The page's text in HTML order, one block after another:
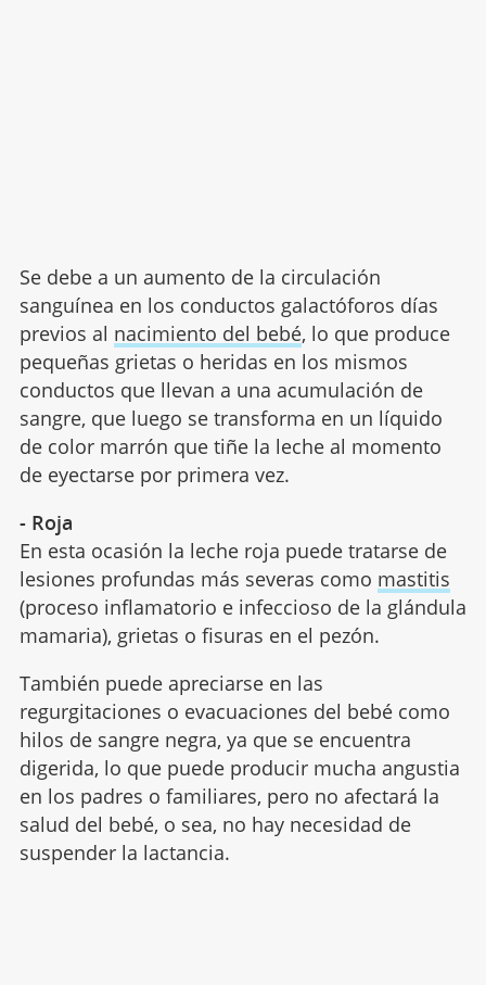
Se debe a un aumento de la circulación
sanguínea en los conductos galactóforos días
previos al nacimiento del bebé, lo que produce
pequeñas grietas o heridas en los mismos
conductos que llevan a una acumulación de
sangre, que luego se transforma en un líquido
de color marrón que tiñe la leche al momento
de eyectarse por primera vez.
- Roja
En esta ocasión la leche roja puede tratarse de
lesiones profundas más severas como mastitis
(proceso inflamatorio e infeccioso de la glándula
mamaria), grietas o fisuras en el pezón.
También puede apreciarse en las
regurgitaciones o evacuaciones del bebé como
hilos de sangre negra, ya que se encuentra
digerida, lo que puede producir mucha angustia
en los padres o familiares, pero no afectará la
salud del bebé, o sea, no hay necesidad de
suspender la lactancia.